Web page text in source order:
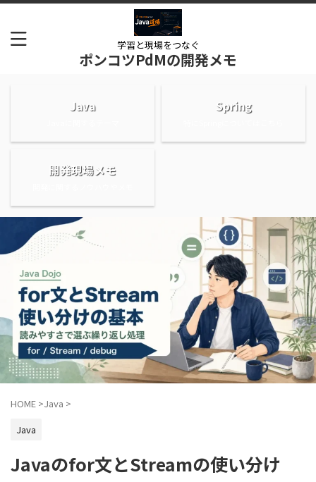
学習と現場をつなぐ
ポンコツPdMの開発メモ
Java Spring
開発現場メモ
HOME >Java >
Java
Javaのfor文とStreamの使い分け